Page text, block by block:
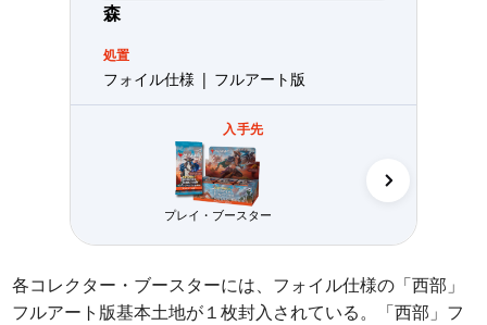
森
処置
フォイル仕様 | フルアート版
入手先
プレイ・ブースター
各コレクター・ブースターには、フォイル仕様の「西部」
フルアート版基本土地が１枚封入されている。「西部」フ